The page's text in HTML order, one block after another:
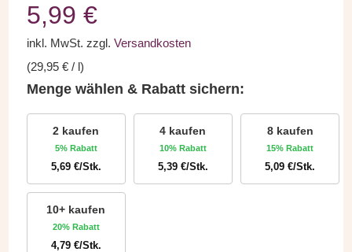
5,99 €
inkl. MwSt. zzgl. Versandkosten
(29,95 €/ l)
Menge wählen & Rabatt sichern:
2 kaufen
5% Rabatt
5,69 €/Stk.
4 kaufen
10% Rabatt
5,39 €/Stk.
8 kaufen
15% Rabatt
5,09€/Stk.
10+ kaufen
20% Rabatt
4,79 €/Stk.